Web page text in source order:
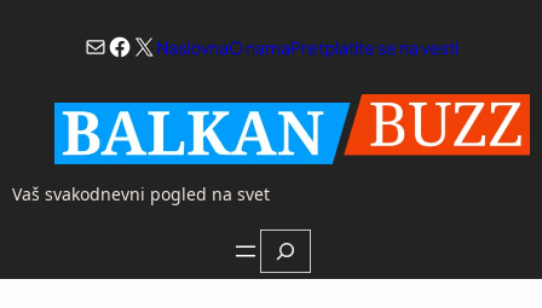
Mail
Facebook
X NaslovnaO namaPretplatite se na vesti
Vaš svakodnevni pogled na svet
Search